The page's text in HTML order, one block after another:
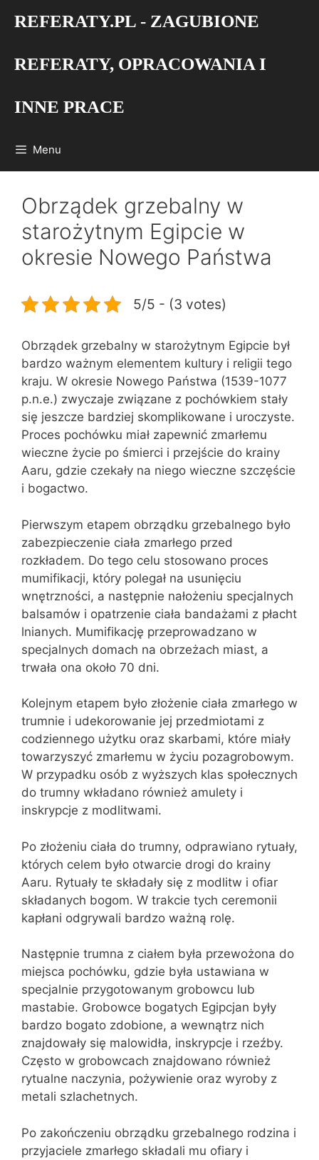
REFERATY.PL - ZAGUBIONE
REFERATY, OPRACOWANIA I
INNE PRACE
Menu
Obrządek grzebalny w
starożytnym Egipcie w
okresie Nowego Państwa
5/5 - (3 votes)
Obrządek grzebalny w starożytnym Egipcie był
bardzo ważnym elementem kultury i religii tego
kraju. W okresie Nowego Państwa (1539-1077
p.n.e.) zwyczaje związane z pochówkiem stały
się jeszcze bardziej skomplikowane i uroczyste.
Proces pochówku miał zapewnić zmarłemu
wieczne życie po śmierci i przejście do krainy
Aaru, gdzie czekały na niego wieczne szczęście
i bogactwo.
Pierwszym etapem obrządku grzebalnego było
zabezpieczenie ciała zmarłego przed
rozkładem. Do tego celu stosowano proces
mumifikacji, który polegał na usunięciu
wnętrzności, a następnie nałożeniu specjalnych
balsamów i opatrzenie ciała bandażami z płacht
lnianych. Mumifikację przeprowadzano w
specjalnych domach na obrzeżach miast, a
trwała ona około 70 dni.
Kolejnym etapem było złożenie ciała zmarłego w
trumnie i udekorowanie jej przedmiotami z
codziennego użytku oraz skarbami, które miały
towarzyszyć zmarłemu w życiu pozagrobowym.
W przypadku osób z wyższych klas społecznych
do trumny wkładano również amulety i
inskrypcje z modlitwami.
Po złożeniu ciała do trumny, odprawiano rytuały,
których celem było otwarcie drogi do krainy
Aaru. Rytuały te składały się z modlitw i ofiar
składanych bogom. W trakcie tych ceremonii
kapłani odgrywali bardzo ważną rolę.
Następnie trumna z ciałem była przewożona do
miejsca pochówku, gdzie była ustawiana w
specjalnie przygotowanym grobowcu lub
mastabie. Grobowce bogatych Egipcjan były
bardzo bogato zdobione, a wewnątrz nich
znajdowały się malowidła, inskrypcje i rzeźby.
Często w grobowcach znajdowano również
rytualne naczynia, pożywienie oraz wyroby z
metali szlachetnych.
Po zakończeniu obrządku grzebalnego rodzina i
przyjaciele zmarłego składali mu ofiary i